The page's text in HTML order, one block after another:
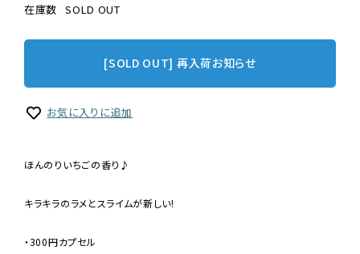
在庫数 SOLD OUT
[SOLD OUT] 再入荷お知らせ
お気に入りに追加
ほんのりいちごの香り♪
キラキラのラメとスライムが新しい!
・300円カプセル